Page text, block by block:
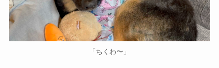
「ちくわ〜」